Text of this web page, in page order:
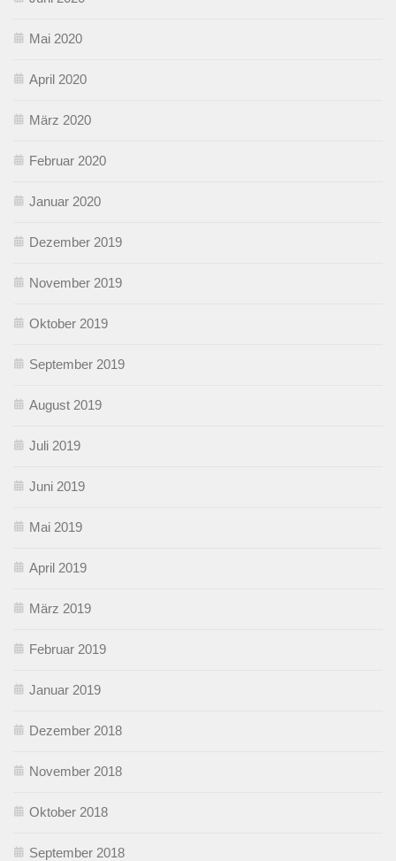
Mai 2020
April 2020
März 2020
Februar 2020
Januar 2020
Dezember 2019
November 2019
Oktober 2019
September 2019
August 2019
Juli 2019
Juni 2019
Mai 2019
April 2019
März 2019
Februar 2019
Januar 2019
Dezember 2018
November 2018
Oktober 2018
September 2018